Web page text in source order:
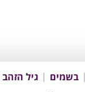
בשמים גיל הזהב